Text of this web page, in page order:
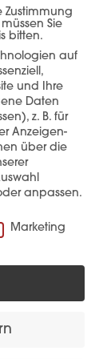
auch
Zustimmung
Sie
bitten.
auf
und Ihre
Daten
z. B. für
Anzeigen-
über die
anpassen.
Marketing